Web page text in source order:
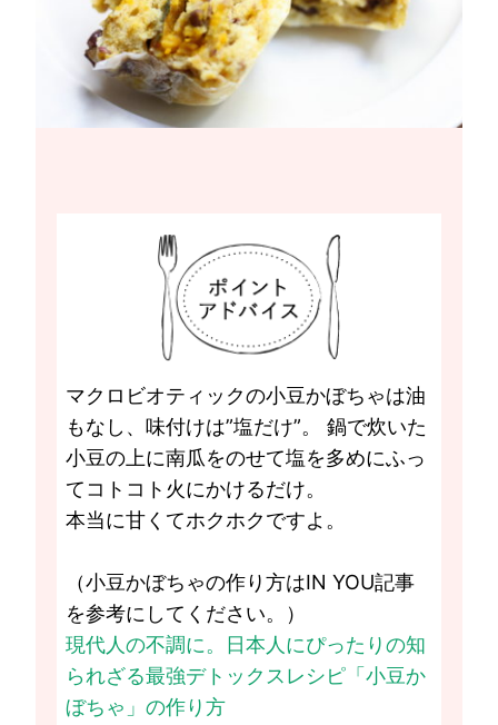
マクロビオティックの小豆かぼちゃは油
もなし、味付けは”塩だけ”。 鍋で炊いた
小豆の上に南瓜をのせて塩を多めにふっ
てコトコト火にかけるだけ。
本当に甘くてホクホクですよ。
（小豆かぼちゃの作り方はIN YOU記事
を参考にしてください。）
現代人の不調に。日本人にぴったりの知
られざる最強デトックスレシピ「小豆か
ぼちゃ」の作り方